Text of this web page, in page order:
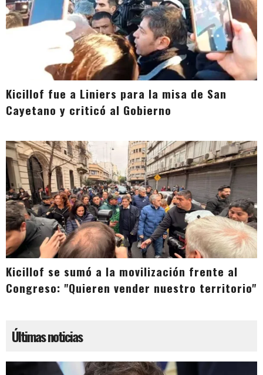
Kicillof fue a Liniers para la misa de San
Cayetano y criticó al Gobierno
Kicillof se sumó a la movilización frente al
Congreso: "Quieren vender nuestro territorio"
Últimas noticias